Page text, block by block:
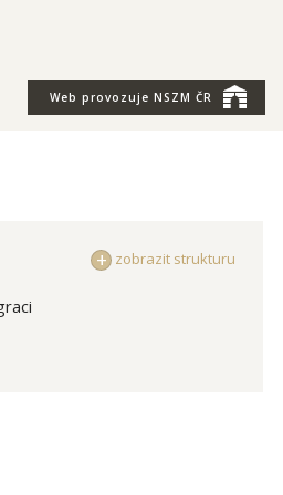
Web provozuje NSZM ČR
zobrazit strukturu